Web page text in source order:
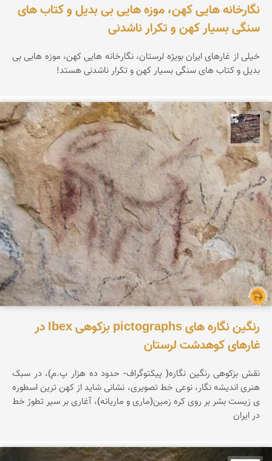
نگارخانه هایی کهن، موزه هایی بی بدیل و کتاب های
سنگی بسیار کهن و تکرار ناشدنی
خیلی از غارهای ایران بویژه لرستان، نگارخانه هایی کهن، موزه هایی بی
بدیل و کتاب های سنگی بسیار کهن و تکرار ناشدنی هستد!
محمد ناصری فرد
رنگین نگاره های pictographs بزکوهی Ibex در
غارهای کوهدشت لرستان
نقش بزکوهی رنگین نگاره( پیکتوگراف- حدود ده هزار پ.م)، در سبک
هنری اندیشه نگار، نوعی خط تصویری، نشانی شاید از کهن ترین اسطوره
ی زیست بشر بر روی کره زمین(ماری و ماریانه)، آغاری بر سیر تطورّ خط
در ایران